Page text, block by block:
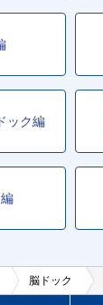
ック編
脳ドック